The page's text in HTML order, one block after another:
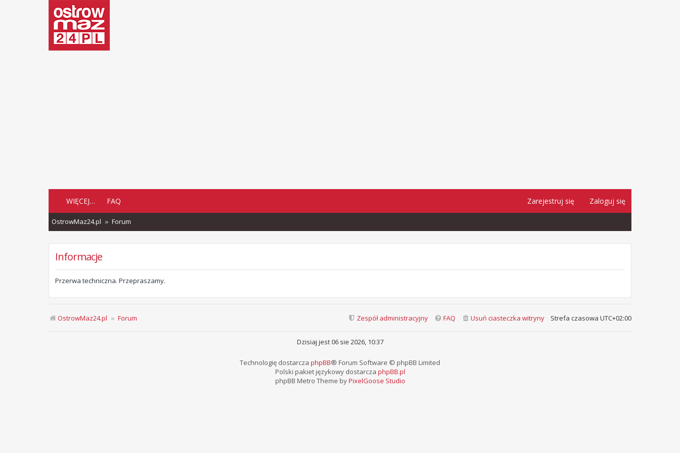
WIĘCEJ… FAQ Zaloguj się
Zarejestruj się
OstrowMaz24.pl Forum
Informacje
Przerwa techniczna. Przepraszamy.
OstrowMaz24.pl Forum Strefa czasowa UTC+02:00
Usuń ciasteczka witryny
FAQ
Zespół administracyjny
Dzisiaj jest 06 sie 2026, 10:37
Technologię dostarcza phpBB® Forum Software © phpBB Limited
Polski pakiet językowy dostarcza phpBB.pl
phpBB Metro Theme byPixelGoose Studio